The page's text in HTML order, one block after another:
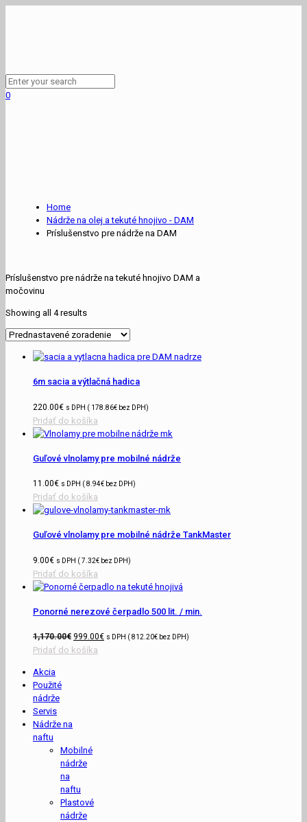
0
Home
Nádrže na olej a tekuté hnojivo - DAM
Príslušenstvo pre nádrže na DAM
Príslušenstvo pre nádrže na tekuté hnojivo DAM a
močovinu
Showing all 4 results
6m sacia a výtlačná hadica
220.00€ s DPH ( 178.86€ bez DPH)
Pridať do košíka
Guľové vlnolamy pre mobilné nádrže
11.00€ s DPH ( 8.94€ bez DPH)
Pridať do košíka
Guľové vlnolamy pre mobilné nádrže TankMaster
9.00€ s DPH ( 7.32€ bez DPH)
Pridať do košíka
Ponorné nerezové čerpadlo 500 lit. / min.
1,170.00€ 999.00€ s DPH ( 812.20€ bez DPH)
Pridať do košíka
Akcia
Použité
nádrže
Servis
Nádrže na
naftu
Mobilné
nádrže
na
naftu
Plastové
nádrže